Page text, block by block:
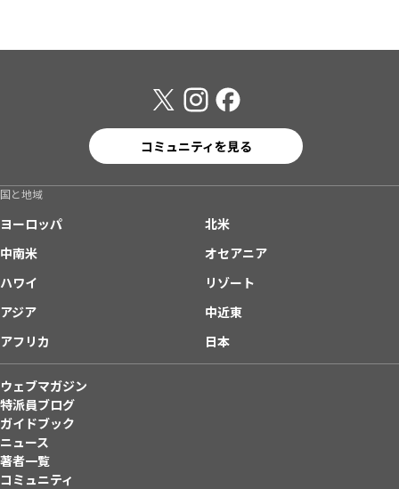
コミュニティを見る
国と地域
ヨーロッパ
北米
中南米
オセアニア
ハワイ
リゾート
アジア
中近東
アフリカ
日本
ウェブマガジン
特派員ブログ
ガイドブック
ニュース
著者一覧
コミュニティ